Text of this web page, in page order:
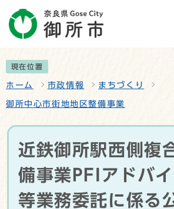
現在位置
ホーム 市政情報 まちづくり
御所中心市街地地区整備事業
近鉄御所駅西側複
備事業PFIアドバ
等業務委託に係る